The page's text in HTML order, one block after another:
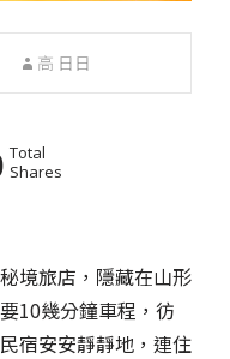
高 日日
Total
Shares
境旅店，隱藏在山形
10幾分鐘車程，彷
宿安安靜靜地，連住